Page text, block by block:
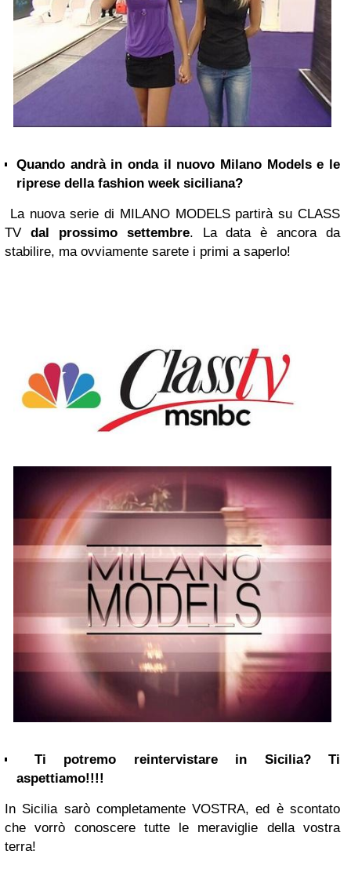
Quando andrà in onda il nuovo Milano Models e le
riprese della fashion week siciliana?
La nuova serie di MILANO MODELS partirà su CLASS
TV dal prossimo settembre. La data è ancora da
stabilire, ma ovviamente sarete i primi a saperlo!
Ti potremo reintervistare in Sicilia? Ti
aspettiamo!!!!
In Sicilia sarò completamente VOSTRA, ed è scontato
che vorrò conoscere tutte le meraviglie della vostra
terra!